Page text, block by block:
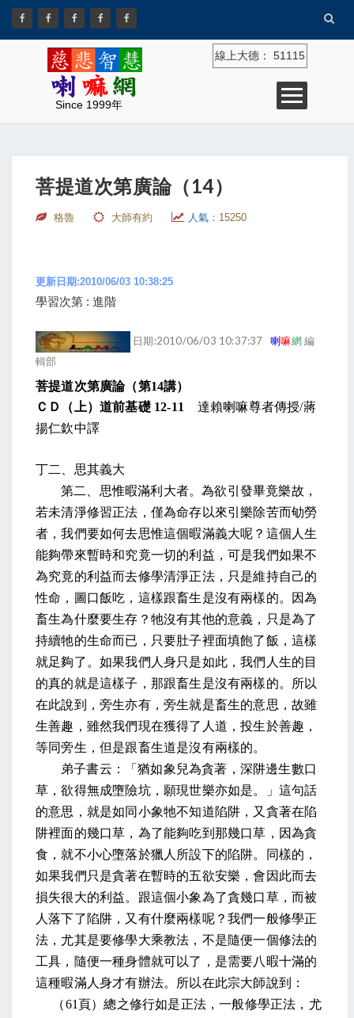
Since 1999年
線上大德： 51115
菩提道次第廣論（14）
格魯 大師有約 人氣： 15250
更新日期:2010/06/03 10:38:25
學習次第 : 進階
日期:2010/06/03 10:37:37喇嘛網編
輯部
菩提道次第廣論（第14講）
ＣＤ（上）道前基礎12-11 達賴喇嘛尊者傳授/蔣
揚仁欽中譯
丁二、思其義大
第二、思惟暇滿利大者。為欲引發畢竟樂故，
若未清淨修習正法，僅為命存以來引樂除苦而劬勞
者，我們要如何去思惟這個暇滿義大呢？這個人生
能夠帶來暫時和究竟一切的利益，可是我們如果不
為究竟的利益而去修學清淨正法，只是維持自己的
性命，圖口飯吃，這樣跟畜生是沒有兩樣的。因為
畜生為什麼要生存？牠沒有其他的意義，只是為了
持續牠的生命而已，只要肚子裡面填飽了飯，這樣
就足夠了。如果我們人身只是如此，我們人生的目
的真的就是這樣子，那跟畜生是沒有兩樣的。所以
在此說到，旁生亦有，旁生就是畜生的意思，故雖
生善趣，雖然我們現在獲得了人道，投生於善趣，
等同旁生，但是跟畜生道是沒有兩樣的。
弟子書云：「猶如象兒為貪著，深阱邊生數口
草，欲得無成墮險坑，願現世樂亦如是。」這句話
的意思，就是如同小象牠不知道陷阱，又貪著在陷
阱裡面的幾口草，為了能夠吃到那幾口草，因為貪
食，就不小心墮落於獵人所設下的陷阱。同樣的，
如果我們只是貪著在暫時的五欲安樂，會因此而去
損失很大的利益。跟這個小象為了貪幾口草，而被
人落下了陷阱，又有什麼兩樣呢？我們一般修學正
法，尤其是要修學大乘教法，不是隨便一個修法的
工具，隨便一種身體就可以了，是需要八暇十滿的
這種暇滿人身才有辦法。所以在此宗大師說到：
（61 頁）總之修行如是正法，一般修學正法，尤